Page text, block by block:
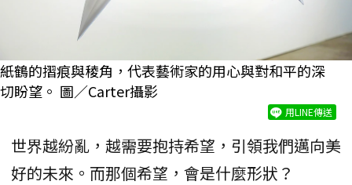
紙鶴的摺痕與稜角，代表藝術家的用心與對和平的深
切盼望。 圖／Carter攝影
用LINE傳送
世界越紛亂，越需要抱持希望，引領我們邁向美
好的未來。而那個希望，會是什麼形狀？